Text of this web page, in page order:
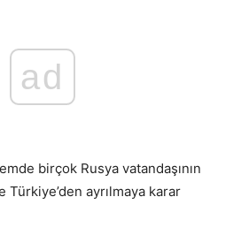
ad
birçok Rusya vatandaşının
ayrılmaya karar